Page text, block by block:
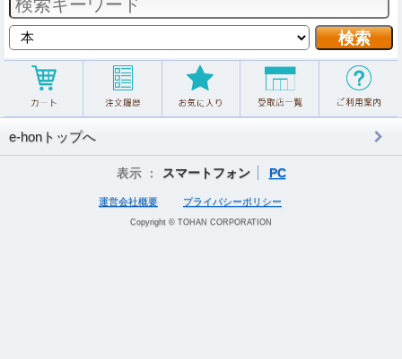
e-honトップへ
表示 ： スマートフォン PC
運営会社概要 プライバシーポリシー
Copyright © TOHAN CORPORATION